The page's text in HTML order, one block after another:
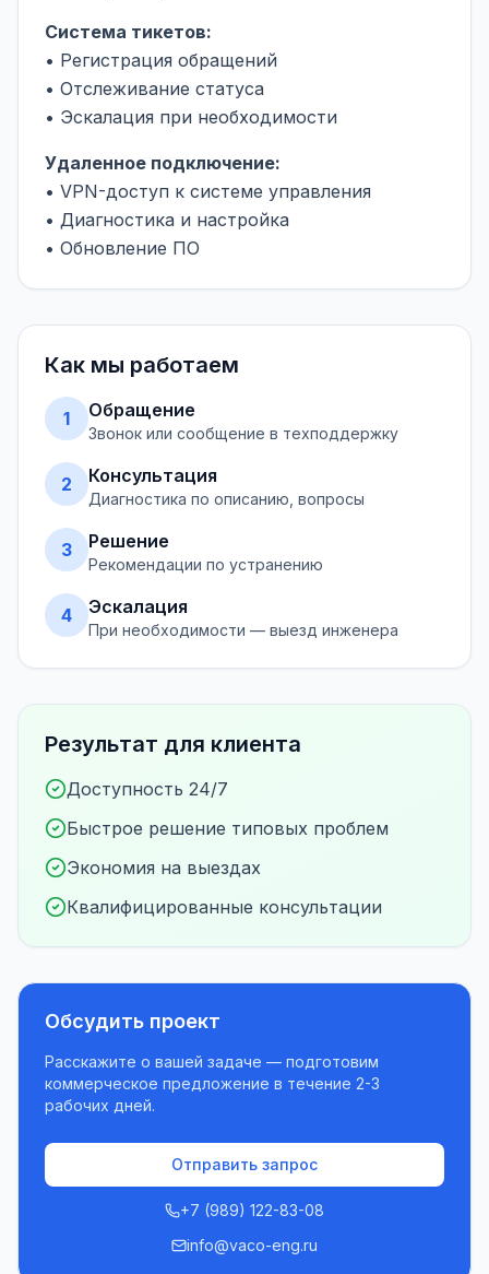
Система тикетов:
• Регистрация обращений
• Отслеживание статуса
• Эскалация при необходимости
Удаленное подключение:
• VPN-доступ к системе управления
• Диагностика и настройка
• Обновление ПО
Как мы работаем
1 Обращение
Звонок или сообщение в техподдержку
2 Консультация
Диагностика по описанию, вопросы
3 Решение
Рекомендации по устранению
4 Эскалация
При необходимости — выезд инженера
Результат для клиента
Доступность 24/7
Быстрое решение типовых проблем
Экономия на выездах
Квалифицированные консультации
Обсудить проект
Расскажите о вашей задаче — подготовим
коммерческое предложение в течение 2-3
рабочих дней.
Отправить запрос
+7 (989) 122-83-08
info@vaco-eng.ru